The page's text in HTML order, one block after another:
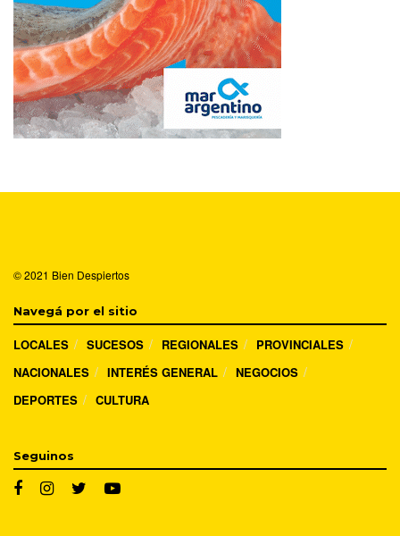
© 2021 Bien Despiertos
Navegá por el sitio
LOCALES SUCESOS REGIONALES
PROVINCIALES
NACIONALES
INTERÉS GENERAL
NEGOCIOS
DEPORTES
CULTURA
Seguinos